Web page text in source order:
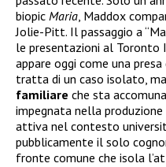
biopic Maria, Maddox
Jolie-Pitt. Il passaggio a
le presentazioni al
appare oggi come una
tratta di un caso isolato,
familiare che sta
impegnata nella
attiva nel contesto
pubblicamente il solo
fronte comune che isola